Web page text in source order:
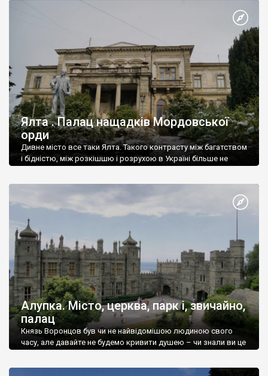
Ялта . Палац нащадків Мордовської
орди
Дивне місто все таки Ялта. Такого контрасту між багатством
і бідністю, між розкішшю і розрухою в Україні більше не
Алупка. Місто, церква, парк і, звичайно,
палац
Князь Воронцов був чи не найвідомішою людиною свого
часу, але давайте не будемо кривити душею – чи знали ви це